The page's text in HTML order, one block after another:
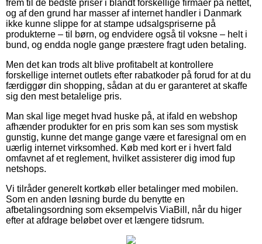
frem til de bedste priser i blandt forskellige firmaer på nettet,
og af den grund har masser af internet handler i Danmark
ikke kunne slippe for at stampe udsalgspriserne på
produkterne – til børn, og endvidere også til voksne – helt i
bund, og endda nogle gange præstere fragt uden betaling.
Men det kan trods alt blive profitabelt at kontrollere
forskellige internet outlets efter rabatkoder på forud for at du
færdiggør din shopping, sådan at du er garanteret at skaffe
sig den mest betalelige pris.
Man skal lige meget hvad huske på, at ifald en webshop
afhænder produkter for en pris som kan ses som mystisk
gunstig, kunne det mange gange være et faresignal om en
uærlig internet virksomhed. Køb med kort er i hvert fald
omfavnet af et reglement, hvilket assisterer dig imod fup
netshops.
Vi tilråder generelt kortkøb eller betalinger med mobilen.
Som en anden løsning burde du benytte en
afbetalingsordning som eksempelvis ViaBill, når du higer
efter at afdrage beløbet over et længere tidsrum.